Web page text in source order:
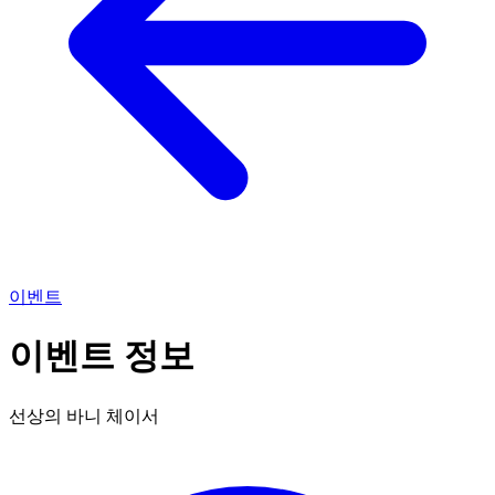
이벤트
이벤트 정보
선상의 바니 체이서